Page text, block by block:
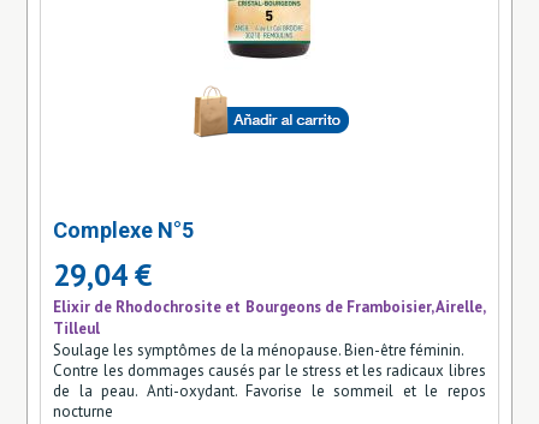
Complexe N°5
29,04 €
Elixir de Rhodochrosite et Bourgeons de Framboisier, Airelle,
Tilleul
Soulage les symptômes de la ménopause. Bien-être féminin.
Contre les dommages causés par le stress et les radicaux libres
de la peau. Anti-oxydant. Favorise le sommeil et le repos
nocturne